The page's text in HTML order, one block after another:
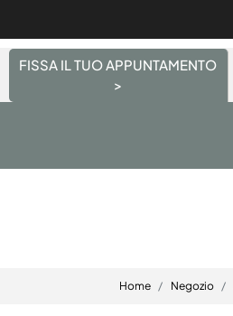
FISSA IL TUO APPUNTAMENTO
>
Home Negozio